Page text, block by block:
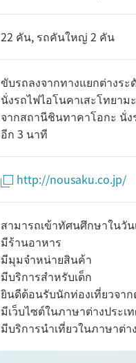
22 คัน, รถคันใหญ่ 2 คัน
ขับรถลงจากทางแยกต่างร
นั่งรถไฟไอโนคาเสะโทยา
จากสถานีชินทาคาโอกะ นั่
อีก 3 นาที
http://nousaku.co.jp/
สามารถเข้าทัศนศึกษาในวั
มีร้านอาหาร
มีมุมจำหน่ายสินค้า
มีบริการสำหรับเด็ก
ยินดีต้อนรับนักท่องเที่ยวจาก
มีเว็บไซต์ในภาษาต่างประเ
มีบริการนำเที่ยวในภาษาต่